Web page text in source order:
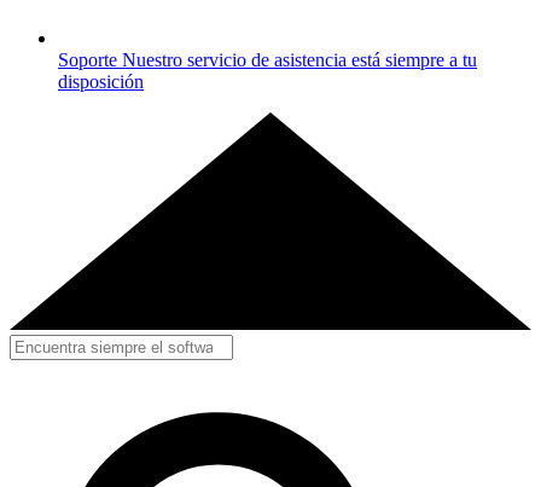
Soporte Nuestro servicio de asistencia está siempre a tu
disposición